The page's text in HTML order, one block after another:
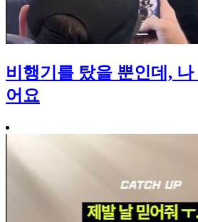
비행기를 탔을 뿐인데,
어요